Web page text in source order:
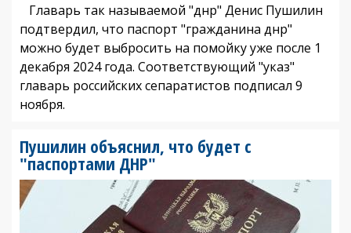
Главарь так называемой "днр" Денис Пушилин
подтвердил, что паспорт "гражданина днр"
можно будет выбросить на помойку уже после 1
декабря 2024 года. Соответствующий "указ"
главарь российских сепаратистов подписал 9
ноября.
Пушилин объяснил, что будет с
"паспортами ДНР"